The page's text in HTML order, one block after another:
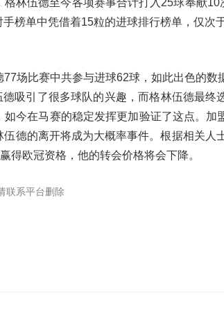
林伍德至今各项赛事合计打入25球奉献
榜单中凭借着15粒的进球排行榜单，仅次
场比赛中共参与进球62球，如此出色的
吸引了很多球队的兴趣，而格林伍德最终
今在马赛的稳定发挥更加验证了这点。加
德的离开将成为大概率事件。根据相关人
得欧冠资格，他的转会价格将会下降。
联系平台删除